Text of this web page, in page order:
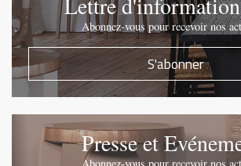
Abonnez-vous pour recevoir nos
S'abonner
Presse et
Abonnez-vous pour recevoir nos